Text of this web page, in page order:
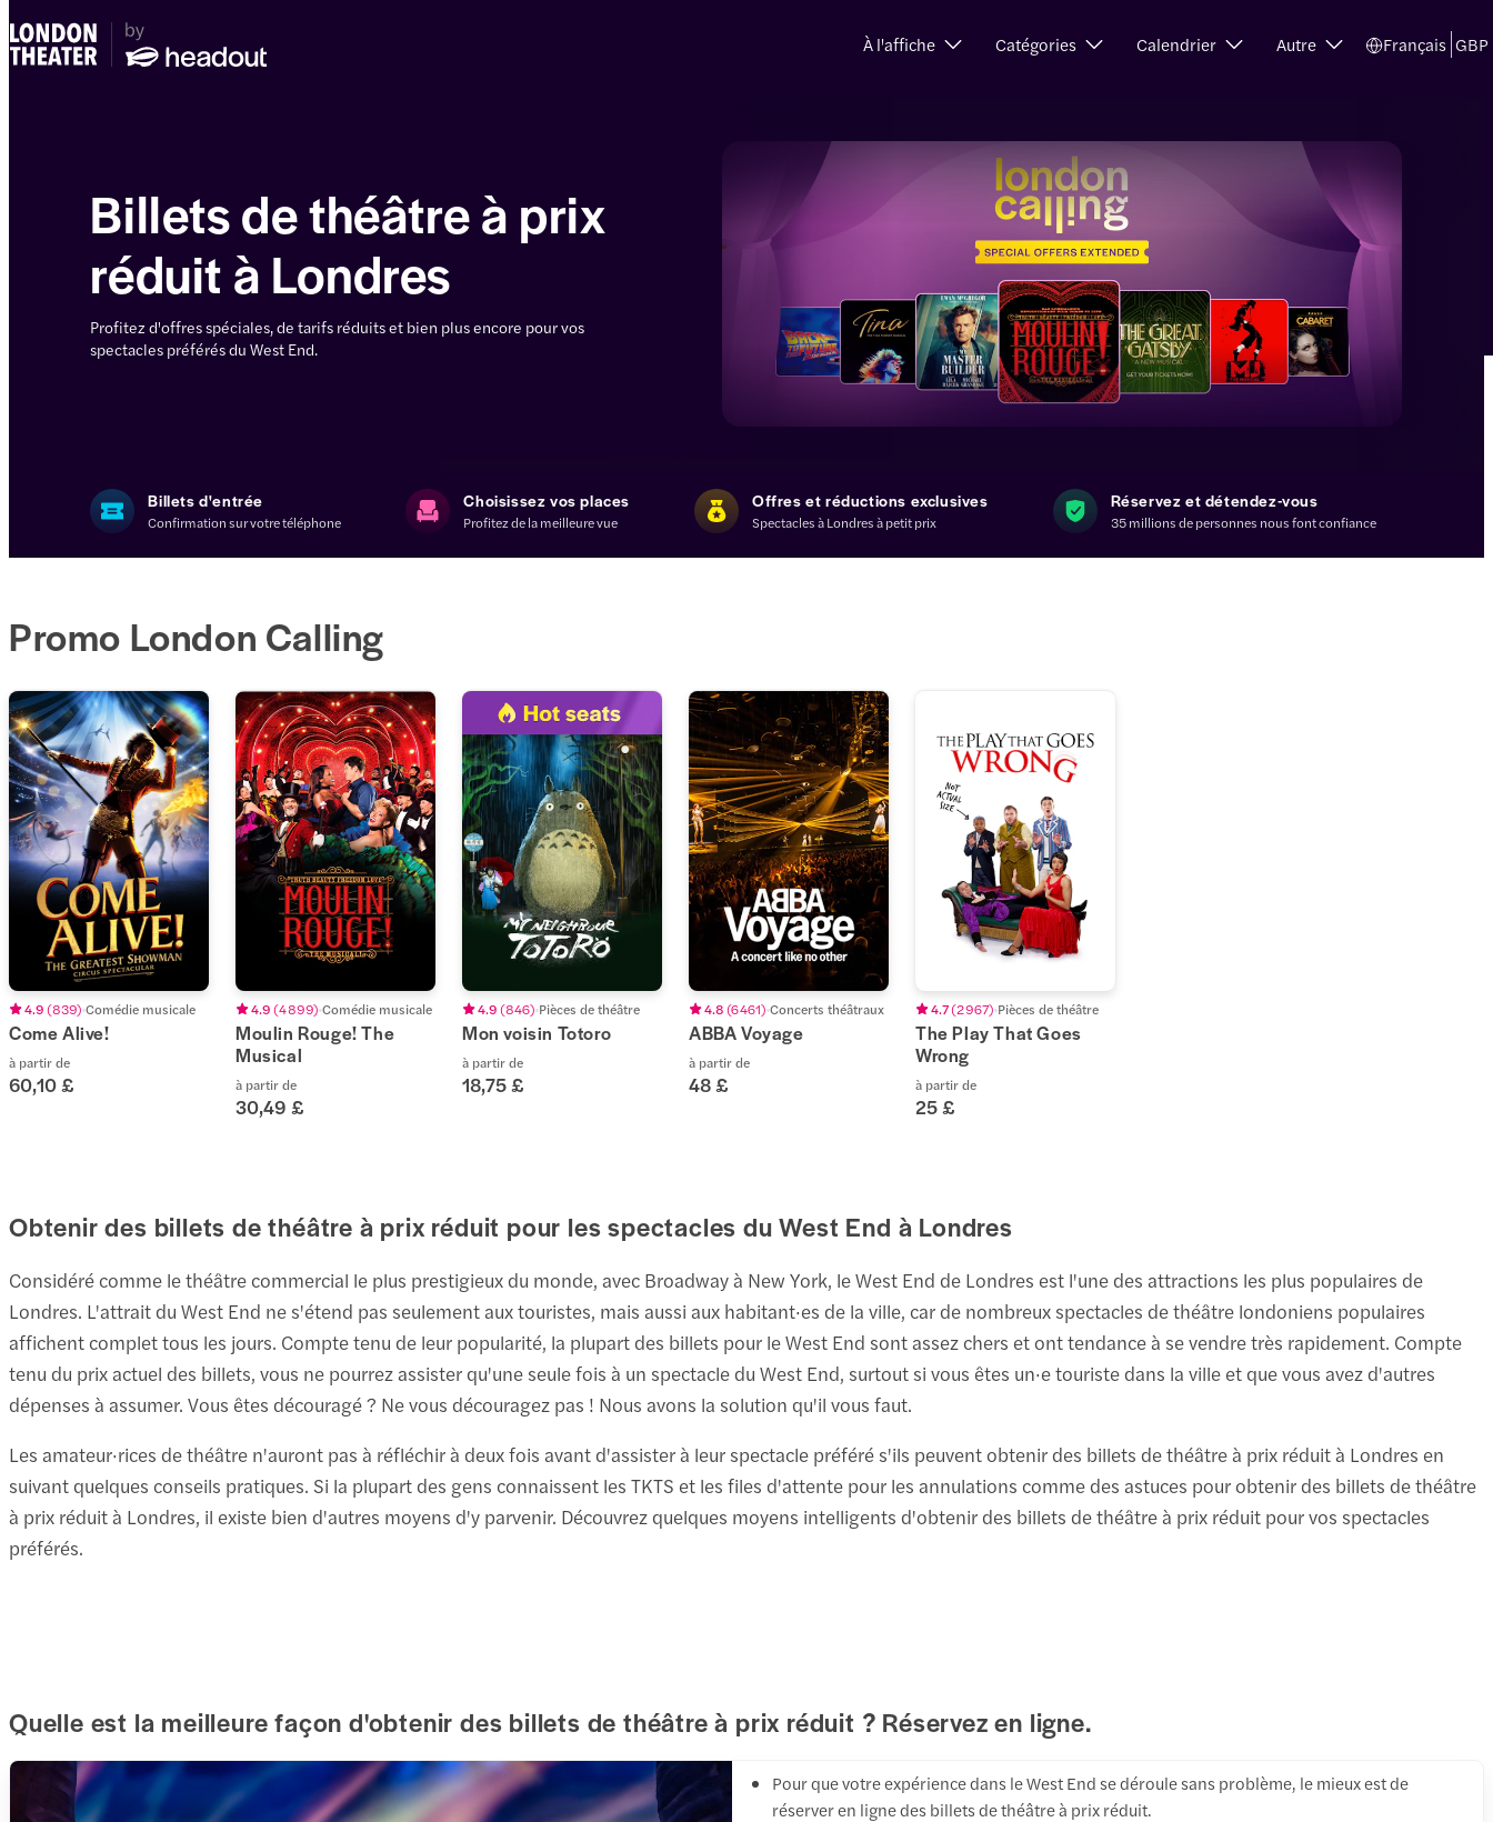
À l'affiche Catégories Calendrier Autre Français GBP
Billets de théâtre à prix
réduit à Londres
Profitez d'offres spéciales, de tarifs réduits et bien plus encore pour vos
spectacles préférés du West End.
Billets d'entrée
Confirmation sur votre téléphone
Choisissez vos places
Profitez de la meilleure vue
Offres et réductions exclusives
Spectacles à Londres à petit prix
Réservez et détendez-vous
35 millions de personnes nous font confiance
Promo London Calling
4.9(839) Comédie musicale
Come Alive!
à partir de
60,10 £
4.9(4 899) Comédie musicale
Moulin Rouge! The
Musical
à partir de
30,49 £
4.9(846) Pièces de théâtre
Mon voisin Totoro
à partir de
18,75 £
4.8(6 461) Concerts théâtraux
ABBA Voyage
à partir de
48 £
4.7(2 967) Pièces de théâtre
The Play That Goes
Wrong
à partir de
25 £
Obtenir des billets de théâtre à prix réduit pour les spectacles du West End à Londres
Considéré comme le théâtre commercial le plus prestigieux du monde, avec Broadway à New York, le West End de Londres est l'une des attractions les plus populaires de
Londres. L'attrait du West End ne s'étend pas seulement aux touristes, mais aussi aux habitant·es de la ville, car de nombreux spectacles de théâtre londoniens populaires
affichent complet tous les jours. Compte tenu de leur popularité, la plupart des billets pour le West End sont assez chers et ont tendance à se vendre très rapidement. Compte
tenu du prix actuel des billets, vous ne pourrez assister qu'une seule fois à un spectacle du West End, surtout si vous êtes un·e touriste dans la ville et que vous avez d'autres
dépenses à assumer. Vous êtes découragé ? Ne vous découragez pas ! Nous avons la solution qu'il vous faut.
Les amateur·rices de théâtre n'auront pas à réfléchir à deux fois avant d'assister à leur spectacle préféré s'ils peuvent obtenir des billets de théâtre à prix réduit à Londres en
suivant quelques conseils pratiques. Si la plupart des gens connaissent les TKTS et les files d'attente pour les annulations comme des astuces pour obtenir des billets de théâtre
à prix réduit à Londres, il existe bien d'autres moyens d'y parvenir. Découvrez quelques moyens intelligents d'obtenir des billets de théâtre à prix réduit pour vos spectacles
préférés.
Quelle est la meilleure façon d'obtenir des billets de théâtre à prix réduit ? Réservez en ligne.
Pour que votre expérience dans le West End se déroule sans problème, le mieux est de
réserver en ligne des billets de théâtre à prix réduit.